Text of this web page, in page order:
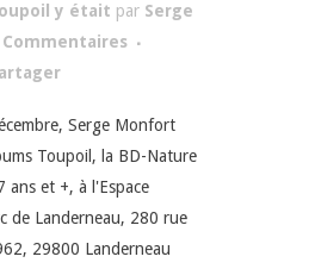
y était par Serge
Commentaires
Serge Monfort
Toupoil, la BD-Nature
ans et +, à l'Espace
de Landerneau, 280 rue
29800 Landerneau